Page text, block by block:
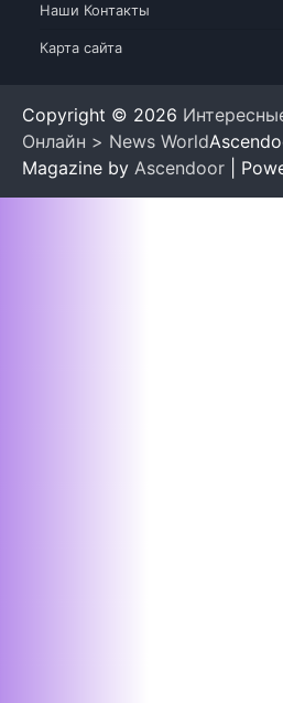
Наши Контакты
Карта сайта
Copyright © 2026
Онлайн > News World
Magazine by Ascendoor |